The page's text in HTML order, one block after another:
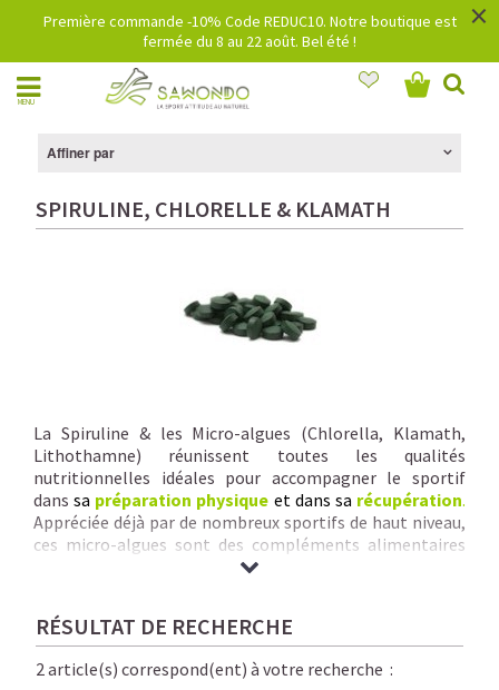
Première commande -10% Code REDUC10. Notre boutique est
fermée du 8 au 22 août. Bel été !
×
MENU
Affiner par
SPIRULINE, CHLORELLE & KLAMATH
La Spiruline & les Micro-algues (Chlorella, Klamath,
Lithothamne) réunissent toutes les qualités
nutritionnelles idéales pour accompagner le sportif
dans sa préparation physique et dans sa récupération.
Appréciée déjà par de nombreux sportifs de haut niveau,
ces micro-algues sont des compléments alimentaires
naturels, sains, parfaitement digestes et éco-
Nous vous garantissons
qualité inégalée :origine + pureté + traçabilité +
savoir-faire rigoureux + séchage à basse
température + absence de contaminants chimiques.
RÉSULTAT DE RECHERCHE
2 article(s) correspond(ent) à votre recherche :